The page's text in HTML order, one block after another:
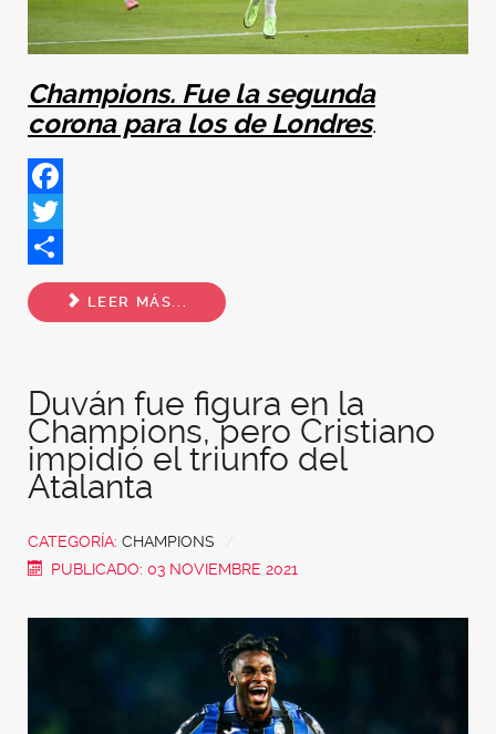
Champions. Fue la segunda
corona para los de Londres.
Facebook
Twitter
Share
LEER MÁS...
Duván fue figura en la
Champions, pero Cristiano
impidió el triunfo del
Atalanta
CATEGORÍA: CHAMPIONS
PUBLICADO: 03 NOVIEMBRE 2021